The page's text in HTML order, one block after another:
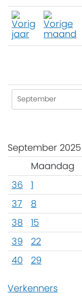
September 2025
Maandag
36
1
37
8
38
15
39
22
40
29
Verkenners